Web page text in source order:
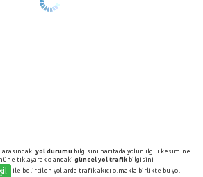
yol durumu bilgisini haritada yolun ilgili kesimine
tıklayarak o andaki güncel yol trafik bilgisini
ile belirtilen yollarda trafik akıcı olmakla birlikte bu yol